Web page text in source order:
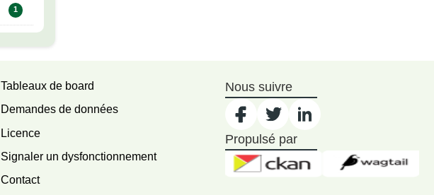
1
Tableaux de board
Demandes de données
Licence
Signaler un dysfonctionnement
Contact
Nous suivre
Propulsé par